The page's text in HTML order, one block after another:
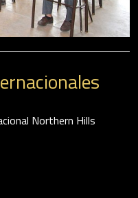
Northern Hills